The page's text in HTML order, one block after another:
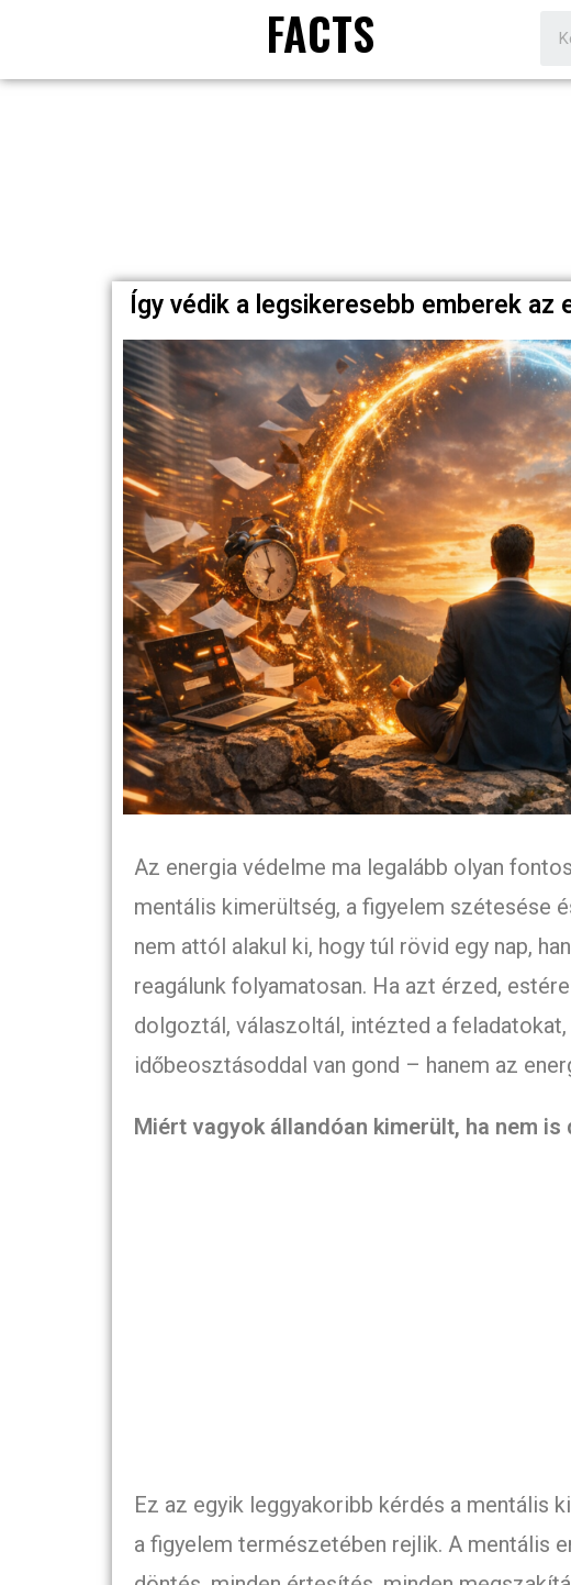
FACTS
Így védik a legsikeresebb emberek az
Az energia védelme ma legalább olyan
mentális kimerültség, a figyelem szétesése
nem attól alakul ki, hogy túl rövid egy nap,
reagálunk folyamatosan. Ha azt érzed,
dolgoztál, válaszoltál, intézted a
időbeosztásoddal van gond – hanem az
Miért vagyok állandóan kimerült, ha nem
Ez az egyik leggyakoribb kérdés a mentális
a figyelem természetében rejlik. A mentális